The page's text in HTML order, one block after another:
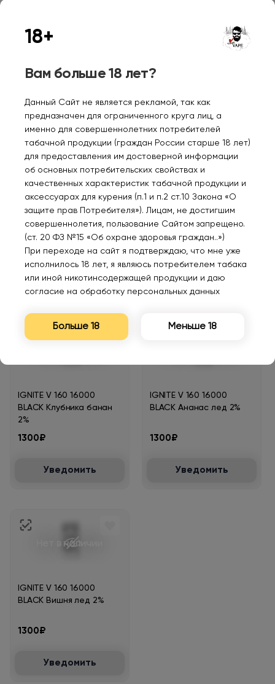
Нет в наличии
IGNITE V 160 16000
BLACK Лимон лайм 2%
1300₽
Уведомить
Нет в наличии
BLACK Ягодный микс 2%
Уведомить
IGNITE V 160 16000
BLACK Клубника банан
2%
1300₽
Уведомить
IGNITE V 160 16000
BLACK Ананас лед 2%
1300₽
Уведомить
Нет в наличии
IGNITE V 160 16000
BLACK Вишня лед 2%
1300₽
Уведомить
18+
Вам больше 18 лет?
Данный Сайт не является рекламой, так как
предназначен для ограниченного круга лиц, а
именно для совершеннолетних потребителей
табачной продукции (граждан России старше 18 лет)
для предоставления им достоверной информации
об основных потребительских свойствах и
качественных характеристик табачной продукции и
аксессуарах для курения (п.1 и п.2 ст.10 Закона «О
защите прав Потребителя»). Лицам, не достигшим
совершеннолетия, пользование Сайтом запрещено.
(ст. 20 ФЗ №15 «Об охране здоровья граждан..»)
При переходе на сайт я подтверждаю, что мне уже
исполнилось 18 лет, я являюсь потребителем табака
или иной никотинсодержащей продукции и даю
согласие на обработку персональных данных
Больше 18 Меньше 18